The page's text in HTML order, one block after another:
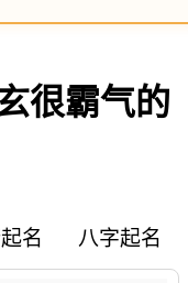
很霸气的
名 八字起名